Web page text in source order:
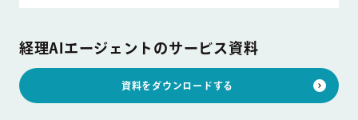
経理AIエージェントのサービス資料
資料をダウンロードする